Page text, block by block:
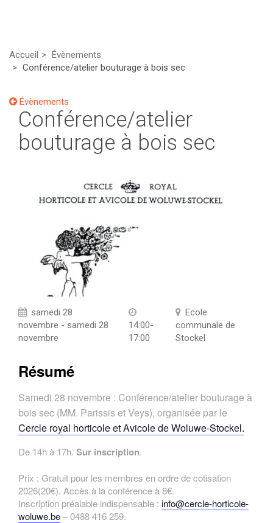
Accueil
Évènements
Conférence/atelier bouturage à bois sec
Évènements
Conférence/atelier
bouturage à bois sec
samedi 28
novembre - samedi 28
novembre
14:00-
17:00
Ecole
communale de
Stockel
Résumé
Samedi 28 novembre : Conférence/atelier bouturage à
bois sec (MM. Parissis et Veys), organisée par le
Cercle royal horticole et Avicole de Woluwe-Stockel.
De 14h à 17h. Sur inscription.
Prix : Gratuit pour les membres en ordre de cotisation
2026(20€). Accès à la conférence à 8€.
Inscription préalable indispensable : info@cercle-horticole-
woluwe.be– 0488 416 259.